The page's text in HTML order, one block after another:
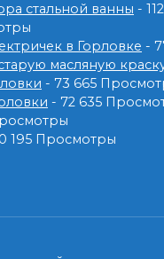
стальной ванны -
в Горловке -
масляную
- 73 665
- 72 635
195 Просмотры